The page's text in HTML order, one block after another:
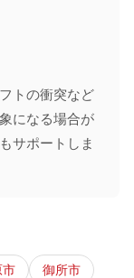
トの衝突など
になる場合が
サポートしま
市
御所市